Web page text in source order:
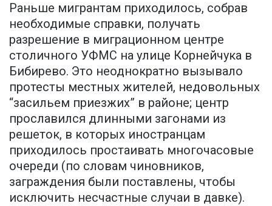
Раньше мигрантам приходилось, собрав
необходимые справки, получать
разрешение в миграционном центре
столичного УФМС на улице Корнейчука в
Бибирево. Это неоднократно вызывало
протесты местных жителей, недовольных
“засильем приезжих” в районе; центр
прославился длинными загонами из
решеток, в которых иностранцам
приходилось простаивать многочасовые
очереди (по словам чиновников,
заграждения были поставлены, чтобы
исключить несчастные случаи в давке).